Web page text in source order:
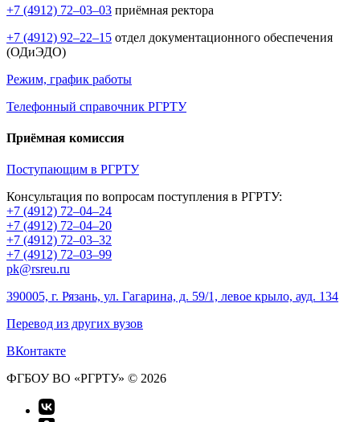
+7 (4912) 72–03–03 приёмная ректора
+7 (4912) 92–22–15 отдел документационного обеспечения
(ОДиЭДО)
Режим, график работы
Телефонный справочник РГРТУ
Приёмная комиссия
Поступающим в РГРТУ
Консультация по вопросам поступления в РГРТУ:
+7 (4912) 72–04–24
+7 (4912) 72–04–20
+7 (4912) 72–03–32
+7 (4912) 72–03–99
pk@rsreu.ru
390005, г. Рязань, ул. Гагарина, д. 59/1, левое крыло, ауд. 134
Перевод из других вузов
ВКонтакте
ФГБОУ ВО «РГРТУ» © 2026